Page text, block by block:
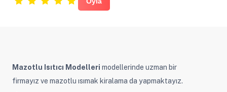
Mazotlu Isıtıcı Modelleri modellerinde uzman bir
firmayız ve mazotlu ısımak kiralama da yapmaktayız.